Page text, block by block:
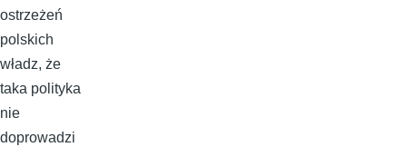
ostrzeżeń
polskich
władz, że
taka polityka
nie
doprowadzi